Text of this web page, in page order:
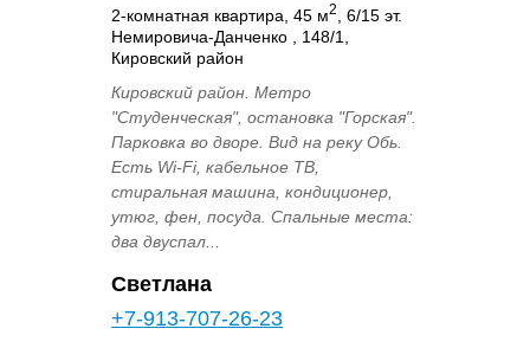
2-комнатная квартира, 45 м2
, 6/15 эт.
Немировича-Данченко , 148/1,
Кировский район
Кировский район. Метро
"Студенческая", остановка "Горская".
Парковка во дворе. Вид на реку Обь.
Есть Wi-Fi, кабельное ТВ,
стиральная машина, кондиционер,
утюг, фен, посуда. Спальные места:
два двуспал...
Светлана
+7-913-707-26-23